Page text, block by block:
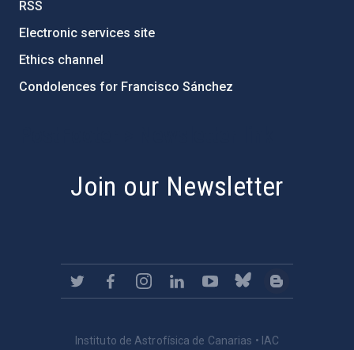
RSS
Electronic services site
Ethics channel
Condolences for Francisco Sánchez
Join our Newsletter
Instituto de Astrofísica de Canarias • IAC